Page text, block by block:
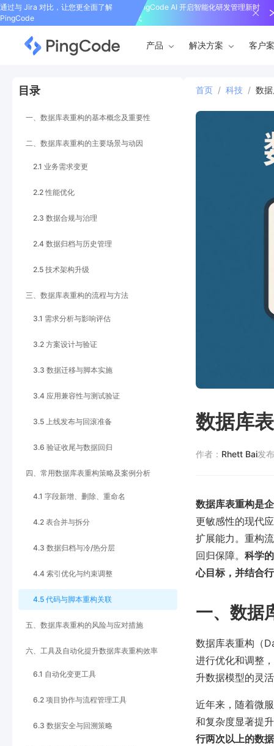
通过与 Jira 对比，让您更全面了解
PingCode
PingCode AI 开启智能化研发管理新时
代
产品 解决方案 客户
目录
一、数据库表重构的基本概念及重要性
二、数据库表重构的主要场景与动因
2.1 业务需求变更
2.2 性能优化
2.3 数据合规与治理
2.4 数据归档与历史管理
2.5 技术架构升级
三、数据库表重构的流程与方法
3.1 需求分析与影响评估
3.2 方案设计与验证
3.3 数据迁移与脚本实施
3.4 应用兼容性与测试验证
3.5 上线发布与回滚准备
3.6 验证收尾与数据回归
四、常用数据库表重构策略及案例分析
4.1 字段新增、删除、重命名
4.2 表合并与拆分
4.3 数据归档与冷/热分层
4.4 索引优化与约束调整
4.5 代码与脚本重构关联
五、数据库表重构的风险与应对措施
六、工具及自动化提升数据库表重构效率
6.1 自动化变更工具
6.2 项目协作与流程管理工具
6.3 数据安全与回溯策略
首页 / 科技 / 数
数据库
作者： Rhett Bai发
数据库表重构是
更敏感性的现代
扩展能力。重构
回归保障。 科学
心目标，并结合
一、数据
数据库表重构（
进行优化和调整
升数据模型的灵
近年来，随着微
和复杂度显著提
行两次以上的数